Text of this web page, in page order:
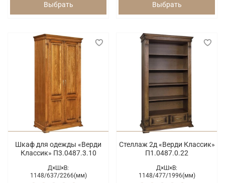
Выбрать Выбрать
Шкаф для одежды «Верди
Классик» П3.0487.3.10
Д×Ш×В:
1148/637/2266(мм)
Стеллаж 2д «Верди Классик»
П1.0487.0.22
Д×Ш×В:
1148/477/1996(мм)